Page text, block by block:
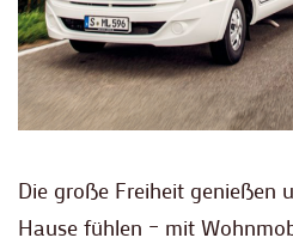
Die große Freiheit genießen
Hause fühlen – mit